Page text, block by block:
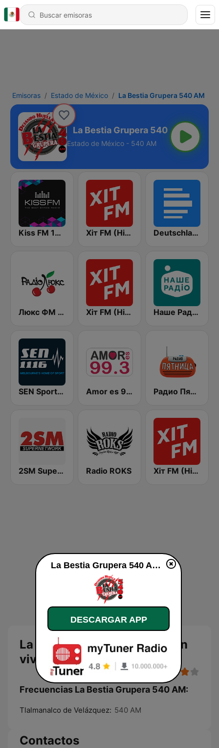
Emisoras Estado de México La Bestia Grupera 540 AM
540 AM
Estado de México - 540 AM
Kiss FM 106.5 (Кисc ФМ) Хіт FM (Hit FM) - Top Deutschlandfunk
Люкс ФМ Україна - Lux FM Ukraine Хіт FM (Hit FM) Наше Радио (Nashe Radio) 107.9
SEN Sports 1116 AM Amor es 99.3 FM Радио Пятница (Pyatnica)
2SM Super Radio Radio ROKS Хіт FM (Hit FM) - Best
La Bestia Grupera 540 AM en
vivo
Frecuencias La Bestia Grupera 540 AM:
Tlalmanalco de Velázquez: 540 AM
Contactos
La Bestia Grupera 540 AM en vivo
DESCARGAR APP